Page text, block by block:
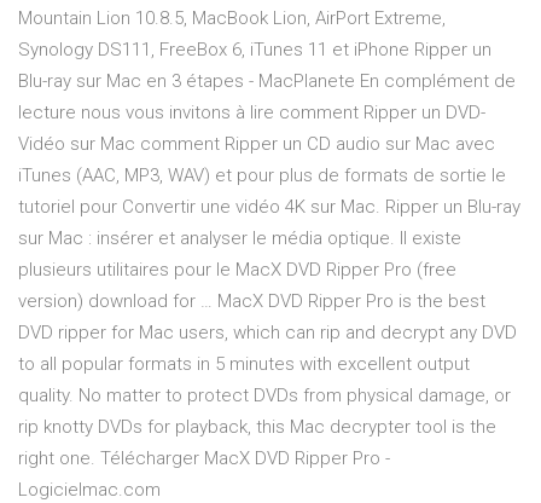
Mountain Lion 10.8.5, MacBook Lion, AirPort Extreme,
Synology DS111, FreeBox 6, iTunes 11 et iPhone Ripper un
Blu-ray sur Mac en 3 étapes - MacPlanete En complément de
lecture nous vous invitons à lire comment Ripper un DVD-
Vidéo sur Mac comment Ripper un CD audio sur Mac avec
iTunes (AAC, MP3, WAV) et pour plus de formats de sortie le
tutoriel pour Convertir une vidéo 4K sur Mac. Ripper un Blu-ray
sur Mac : insérer et analyser le média optique. Il existe
plusieurs utilitaires pour le MacX DVD Ripper Pro (free
version) download for … MacX DVD Ripper Pro is the best
DVD ripper for Mac users, which can rip and decrypt any DVD
to all popular formats in 5 minutes with excellent output
quality. No matter to protect DVDs from physical damage, or
rip knotty DVDs for playback, this Mac decrypter tool is the
right one. Télécharger MacX DVD Ripper Pro -
Logicielmac.com